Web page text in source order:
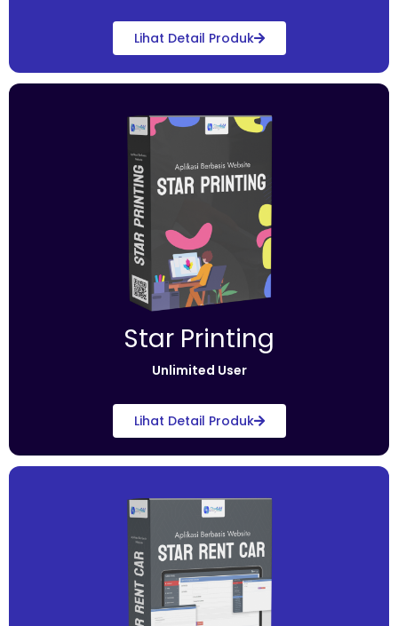
Lihat Detail Produk
Star Printing
Unlimited User
Lihat Detail Produk